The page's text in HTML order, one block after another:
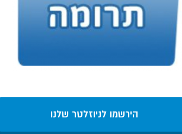
הירשמו לניוזלטר שלנו